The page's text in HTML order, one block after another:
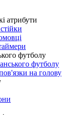
атрибути
футболу
футболу
на голову